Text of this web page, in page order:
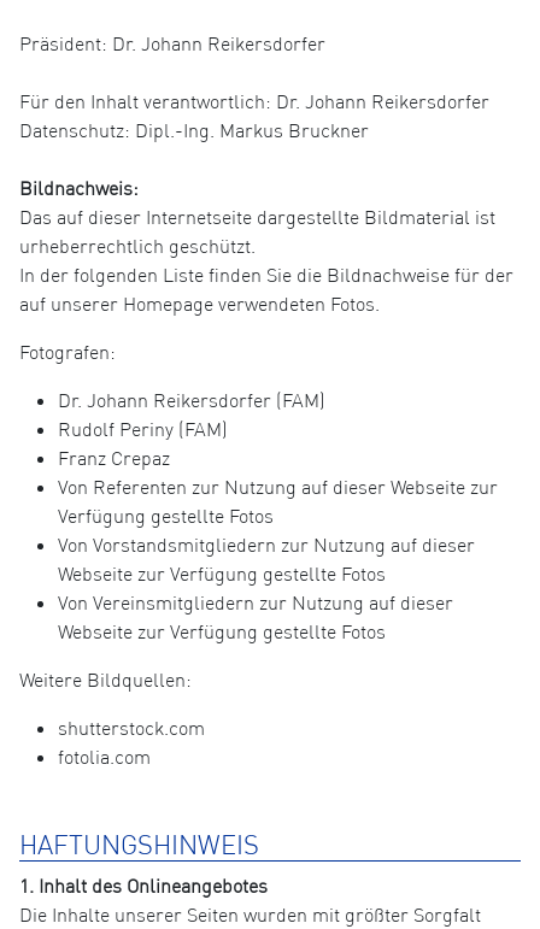
Präsident: Dr. Johann Reikersdorfer
Für den Inhalt verantwortlich: Dr. Johann Reikersdorfer
Datenschutz: Dipl.-Ing. Markus Bruckner
Bildnachweis:
Das auf dieser Internetseite dargestellte Bildmaterial ist
urheberrechtlich geschützt.
In der folgenden Liste finden Sie die Bildnachweise für der
auf unserer Homepage verwendeten Fotos.
Fotografen:
Dr. Johann Reikersdorfer (FAM)
Rudolf Periny (FAM)
Franz Crepaz
Von Referenten zur Nutzung auf dieser Webseite zur
Verfügung gestellte Fotos
Von Vorstandsmitgliedern zur Nutzung auf dieser
Webseite zur Verfügung gestellte Fotos
Von Vereinsmitgliedern zur Nutzung auf dieser
Webseite zur Verfügung gestellte Fotos
Weitere Bildquellen:
shutterstock.com
fotolia.com
HAFTUNGSHINWEIS
1. Inhalt des Onlineangebotes
Die Inhalte unserer Seiten wurden mit größter Sorgfalt